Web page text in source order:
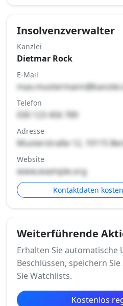
Insolvenzverwalter
Kanzlei
Dietmar Rock
E-Mail
Telefon
030 123 456 789
Adresse
Musterstraße 12, 10115
Website
www.example.org
Kontaktdaten
Weiterführende
Erhalten Sie automatische
Beschlüssen, speichern
Sie Watchlists.
Kostenlos